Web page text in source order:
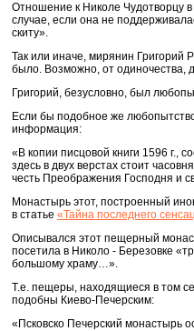
Отношение к Николе Чудотворцу
случае, если она не
скиту».
Так или иначе, мирянин Григорий
было. Возможно, от одиночества,
Григорий, безусловно, был
Если бы подобное же
информация:
«В копии писцовой книги 1596 г.,
здесь в двух верстах стоит
честь Преображения Господня и
Монастырь этот, построенный
в статье «Тайна последнего
Описывался этот пещерный
посетила в Николо - Березовке
большому храму…».
Т.е. пещеры, находящиеся в том
подобны Киево-Печерским:
«Псковско Печерский монастырь